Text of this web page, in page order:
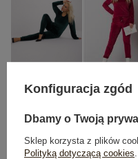
XL 3XL
TABELA ROZMIARÓW
Konfiguracja zgód
Dbamy o Twoją
Sklep korzysta z plików
Polityką dotyczącą cookies